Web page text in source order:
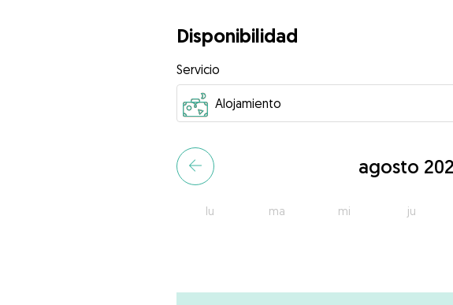
Disponibilidad
Servicio
agosto
lu ma mi ju